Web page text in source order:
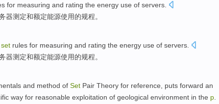
for measuring and rating the energy use of servers.
器测定和额定能源使用的规程。
set rules for measuring and rating the energy use of servers
器测定和额定能源使用的规程。
and method of Set Pair Theory for reference
puts forward an
way for reasonable exploitation of geological environment in the p